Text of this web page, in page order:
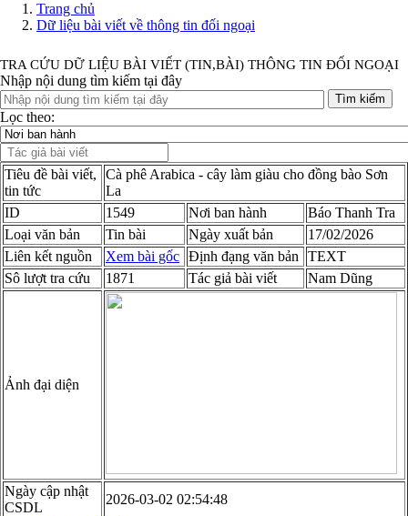
Trang chủ
Dữ liệu bài viết về thông tin đối ngoại
TRA CỨU DỮ LIỆU BÀI VIẾT (TIN,BÀI) THÔNG TIN ĐỐI NGOẠI
Nhập nội dung tìm kiếm tại đây
Tìm kiếm
Lọc theo:
Tiêu đề bài viết,
tin tức
Cà phê Arabica - cây làm giàu cho đồng bào Sơn
La
ID
1549 Nơi ban hành
Báo Thanh Tra
Loại văn bản
Tin bài Ngày xuất bản
17/02/2026
Liên kết nguồn
Xem bài gốc Định đạng văn bản
TEXT
Sô lượt tra cứu
1871 Tác giả bài viết Nam Dũng
Ảnh đại diện
Ngày cập nhật
CSDL
2026-03-02 02:54:48